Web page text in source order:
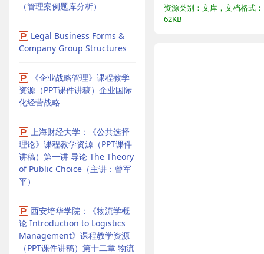
（管理案例题库分析）
Legal Business Forms &
Company Group Structures
《企业战略管理》课程教学
资源（PPT课件讲稿）企业国际
化经营战略
上海财经大学：《公共选择
理论》课程教学资源（PPT课件
讲稿）第一讲 导论 The Theory
of Public Choice（主讲：曾军
平）
西安培华学院：《物流学概
论 Introduction to Logistics
Management》课程教学资源
（PPT课件讲稿）第十二章 物流
资源类别：文库，文档格式
62KB